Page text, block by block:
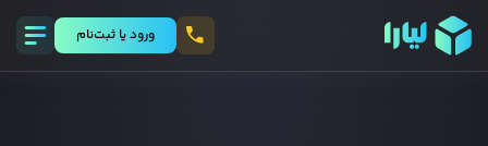
ورود يا ثبت‌نام